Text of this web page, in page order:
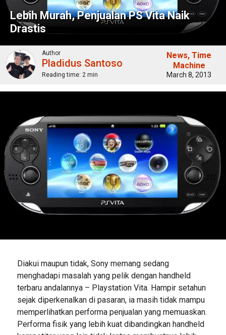
Lebih Murah, Penjualan PS Vita Naik
Drastis
Author
Pladidus Santoso
Reading time: 2 min
News Time
Machine
March 8, 2013
Diakui maupun tidak, Sony memang sedang
menghadapi masalah yang pelik dengan handheld
terbaru andalannya – Playstation Vita. Hampir setahun
sejak diperkenalkan di pasaran, ia masih tidak mampu
memperlihatkan performa penjualan yang memuaskan.
Performa fisik yang lebih kuat dibandingkan handheld